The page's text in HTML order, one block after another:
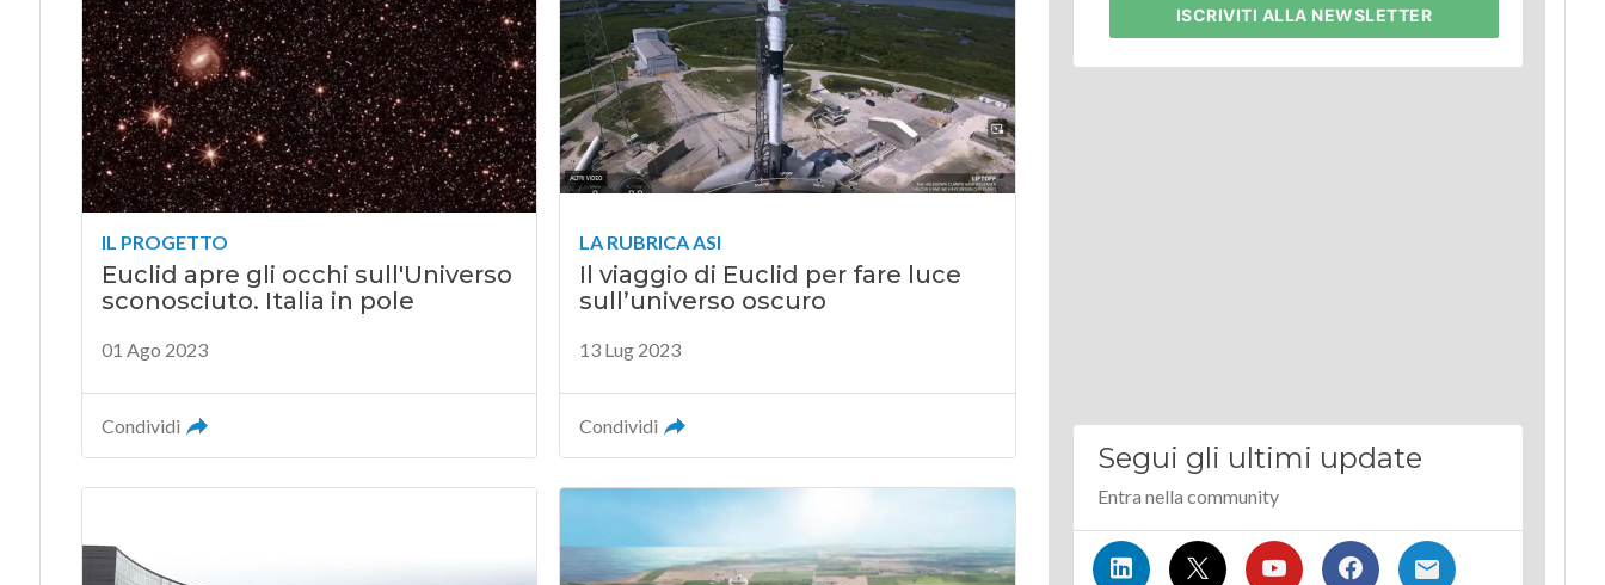
IL PROGETTO
Euclid apre gli occhi sull'Universo
sconosciuto. Italia in pole
01 Ago 2023
Condividi
LA RUBRICA ASI
Il viaggio di Euclid per fare luce
sull’universo oscuro
13 Lug 2023
Condividi
ISCRIVITI ALLA NEWSLETTER
Segui gli ultimi update
Entra nella community